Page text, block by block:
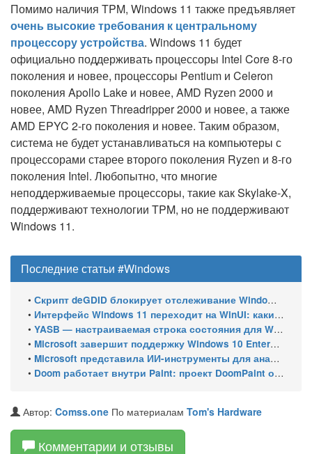
Помимо наличия TPM, Windows 11 также предъявляет
очень высокие требования к центральному
процессору устройства. Windows 11 будет
официально поддерживать процессоры Intel Core 8-го
поколения и новее, процессоры Pentium и Celeron
поколения Apollo Lake и новее, AMD Ryzen 2000 и
новее, AMD Ryzen Threadripper 2000 и новее, а также
AMD EPYC 2-го поколения и новее. Таким образом,
система не будет устанавливаться на компьютеры с
процессорами старее второго поколения Ryzen и 8-го
поколения Intel. Любопытно, что многие
неподдерживаемые процессоры, такие как Skylake-X,
поддерживают технологии TPM, но не поддерживают
Windows 11.
Последние статьи #Windows
• Скрипт deGDID блокирует отслеживание Windows по глобальному идентификатору устройства
• Интерфейс Windows 11 переходит на WinUI: какие системные элементы обновит Microsoft
• YASB — настраиваемая строка состояния для Windows с виджетами и поддержкой нескольких мониторов
• Microsoft завершит поддержку Windows 10 Enterprise LTSC 2021 в январе 2027 года. ESU продлят обновления до января 2030 года
• Microsoft представила ИИ-инструменты для анализа производительности Windows: ETW MCP и WPA MCP
• Doom работает внутри Paint: проект DoomPaint от технического директора Microsoft Azure
Автор: Comss.one По материалам Tom's Hardware
Комментарии и отзывы